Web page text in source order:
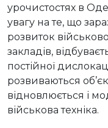
урочистостях в
увагу на те, що
розвиток
закладів,
постійної
розвиваються
відновлюється і
військова техніка.